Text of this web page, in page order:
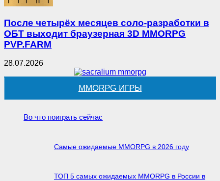
После четырёх месяцев соло-разработки в
ОБТ выходит браузерная 3D MMORPG
PVP.FARM
28.07.2026
MMORPG ИГРЫ
Во что поиграть сейчас
Самые ожидаемые MMORPG в 2026 году
ТОП 5 самых ожидаемых MMORPG в России в